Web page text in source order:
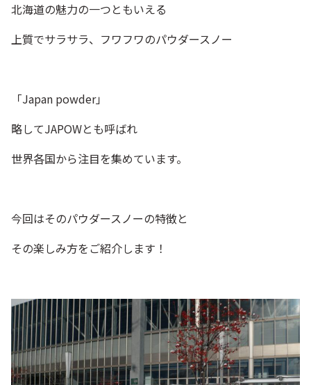
北海道の魅力の一つともいえる
上質でサラサラ、フワフワのパウダースノー
「Japan powder」
略してJAPOWとも呼ばれ
世界各国から注目を集めています。
今回はそのパウダースノーの特徴と
その楽しみ方をご紹介します！